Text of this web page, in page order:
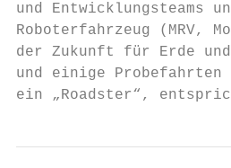
und Entwicklungsteams
Roboterfahrzeug (MRV,
der Zukunft für Erde und
und einige
ein „Roadster“,